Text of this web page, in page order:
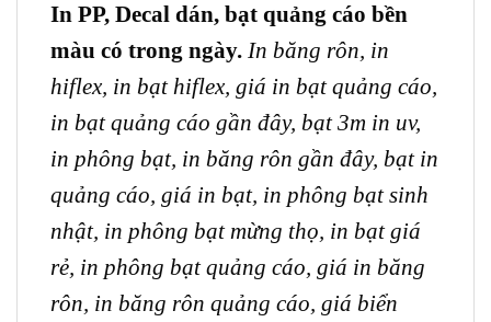
In PP, Decal dán, bạt quảng cáo bền
màu có trong ngày. In băng rôn, in
hiflex, in bạt hiflex, giá in bạt quảng cáo,
in bạt quảng cáo gần đây, bạt 3m in uv,
in phông bạt, in băng rôn gần đây, bạt in
quảng cáo, giá in bạt, in phông bạt sinh
nhật, in phông bạt mừng thọ, in bạt giá
rẻ, in phông bạt quảng cáo, giá in băng
rôn, in băng rôn quảng cáo, giá biển